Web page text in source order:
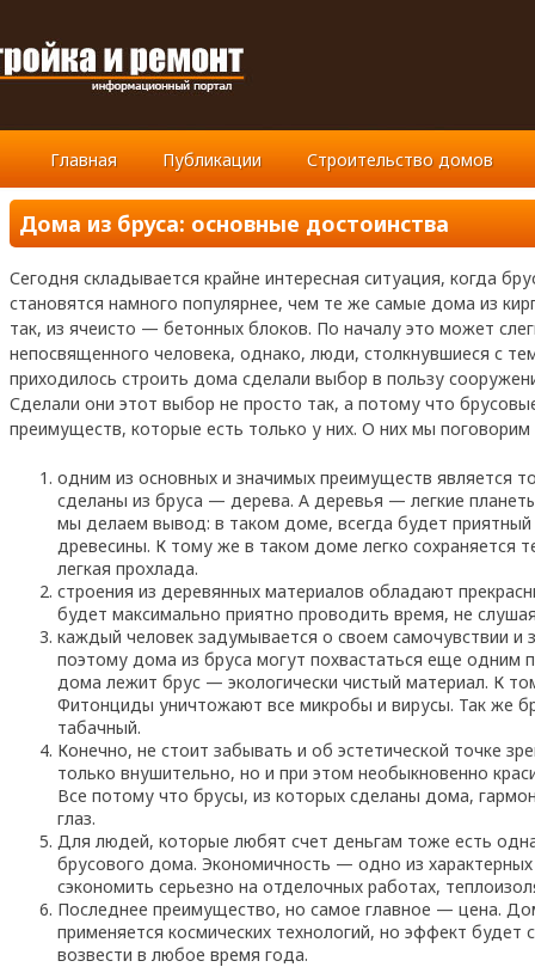
Главная Публикации Строительство домов
Дома из бруса: основные достоинства
Сегодня складывается крайне интересная ситуация, когда
становятся намного популярнее, чем те же самые дома из
так, из ячеисто — бетонных блоков. По началу это может
непосвященного человека, однако, люди, столкнувшиеся с
приходилось строить дома сделали выбор в пользу
Сделали они этот выбор не просто так, а потому что
преимуществ, которые есть только у них. О них мы поговорим
одним из основных и значимых преимуществ является
сделаны из бруса — дерева. А деревья — легкие
мы делаем вывод: в таком доме, всегда будет
древесины. К тому же в таком доме легко
легкая прохлада.
строения из деревянных материалов обладают
будет максимально приятно проводить время, не
каждый человек задумывается о своем самочувствии
поэтому дома из бруса могут похвастаться еще
дома лежит брус — экологически чистый материал. К
Фитонциды уничтожают все микробы и вирусы. Так же
табачный.
Конечно, не стоит забывать и об эстетической точке
только внушительно, но и при этом необыкновенно
Все потому что брусы, из которых сделаны дома,
глаз.
Для людей, которые любят счет деньгам тоже есть
брусового дома. Экономичность — одно из
сэкономить серьезно на отделочных работах,
Последнее преимущество, но самое главное — цена.
применяется космических технологий, но эффект
возвести в любое время года.